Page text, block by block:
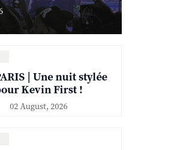
| Une nuit stylée
Kevin First !
02 August, 2026